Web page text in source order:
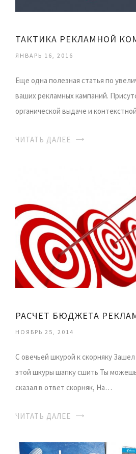
ТАКТИКА РЕКЛАМНОЙ
ЯНВАРЬ 16, 2016
Еще одна полезная статья по
ваших рекламных кампаний.
органической выдаче и
ЧИТАТЬ ДАЛЕЕ
НОЯБРЬ 25, 2014
С овечьей шкурой к скорняку
этой шкуры шапку сшить Ты
сказал в ответ скорняк, На…
ЧИТАТЬ ДАЛЕЕ